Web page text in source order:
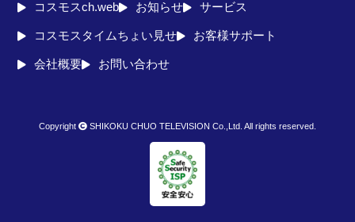
コスモスch.web お知らせ サービス
コスモスタイムちょい見せ お客様サポート
会社概要 お問い合わせ
Copyright SHIKOKU CHUO TELEVISION Co.,Ltd. All rights reserved.